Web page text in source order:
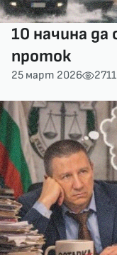
10 начина
проток
25 март 2026 2711